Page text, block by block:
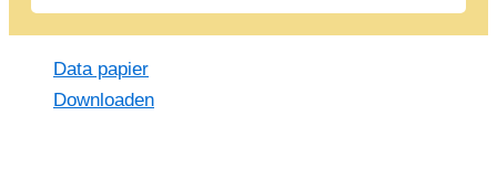
Data papier
Downloaden